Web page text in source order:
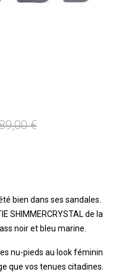
€
bien dans ses sandales.
SHIMMERCRYSTAL de la
noir et bleu marine.
nu-pieds au look féminin
que vos tenues citadines.